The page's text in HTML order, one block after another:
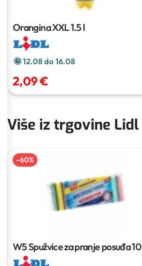
Orangina XXL1.5 l
12.08 do 16.08
2,09 €
Više iz trgovine Lidl
-60%
W5 Spužvice za pranje posuđa10
kom